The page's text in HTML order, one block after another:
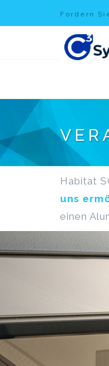
Fordern
Habitat
uns
einen
Previous